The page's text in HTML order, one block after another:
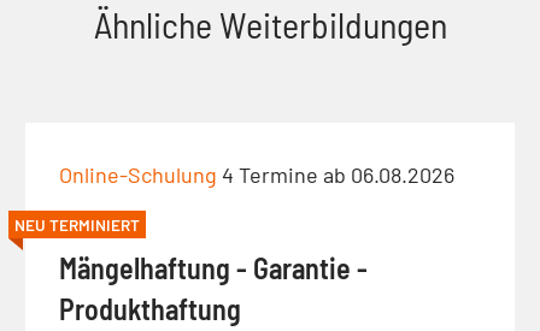
Ähnliche Weiterbildungen
Online-Schulung 4 Termine ab 06.08.2026
NEU TERMINIERT
Mängelhaftung - Garantie -
Produkthaftung